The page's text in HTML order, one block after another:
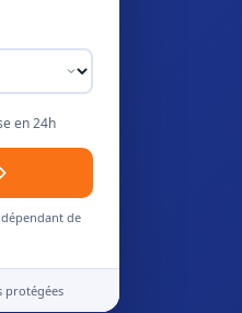
en 24h
de
protégées